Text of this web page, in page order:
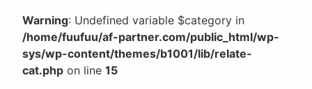
Warning: Undefined variable $category in
/home/fuufuu/af-partner.com/public_html/wp-
sys/wp-content/themes/b1001/lib/relate-
cat.php on line 15